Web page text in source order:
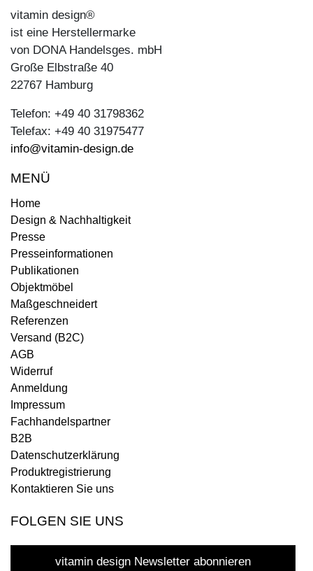
vitamin design®
ist eine Herstellermarke
von DONA Handelsges. mbH
Große Elbstraße 40
22767 Hamburg
Telefon: +49 40 31798362
Telefax: +49 40 31975477
info@vitamin-design.de
MENÜ
Home
Design & Nachhaltigkeit
Presse
Presseinformationen
Publikationen
Objektmöbel
Maßgeschneidert
Referenzen
Versand (B2C)
AGB
Widerruf
Anmeldung
Impressum
Fachhandelspartner
B2B
Datenschutzerklärung
Produktregistrierung
Kontaktieren Sie uns
FOLGEN SIE UNS
vitamin design Newsletter abonnieren